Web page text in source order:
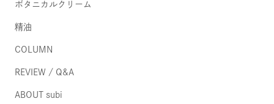
ボタニカルクリーム
精油
COLUMN
REVIEW / Q&A
ABOUT subi